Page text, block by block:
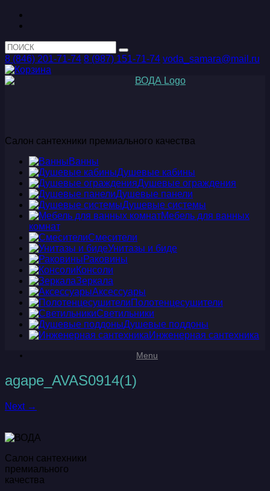
8 (846) 201-71-74 8 (987) 151-71-74 voda_samara@mail.ru
Салон сантехники премиального качества
Ванны
Душевые кабины
Душевые ограждения
Душевые панели
Душевые системы
Мебель для ванных
комнат
Смесители
Унитазы и биде
Раковины
Консоли
Зеркала
Аксессуары
Полотенцесушители
Светильники
Душевые поддоны
Инженерная сантехника
Menu
agape_AVAS0914(1)
Next →
Салон сантехники
премиального
качества